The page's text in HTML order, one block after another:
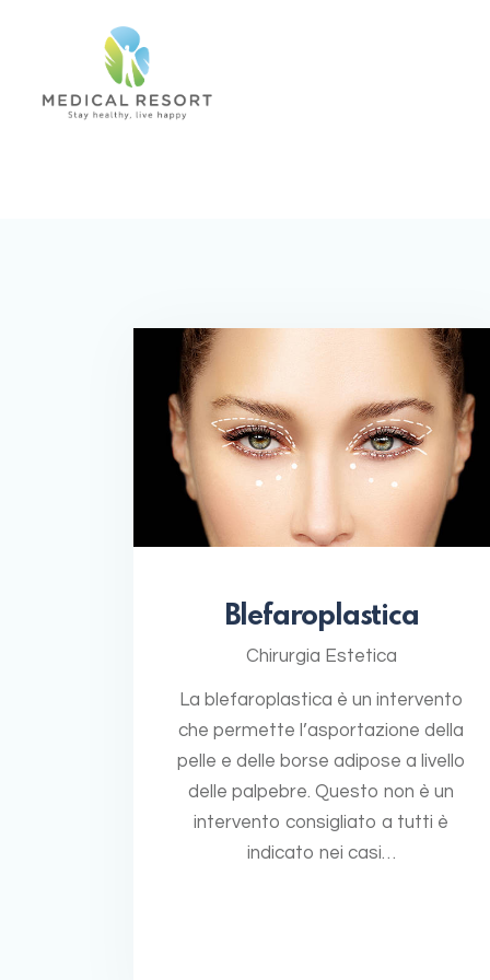
Blefaroplastica
Chirurgia Estetica
La blefaroplastica è un intervento
che permette l’asportazione della
pelle e delle borse adipose a livello
delle palpebre. Questo non è un
intervento consigliato a tutti è
indicato nei casi…